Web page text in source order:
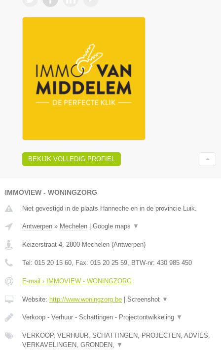
BEKIJK VOLLEDIG PROFIEL
IMMOVIEW - WONINGZORG
Niet gevestigd in de plaats Hanneche en in de provincie Luik.
Antwerpen » Mechelen Google maps ▼
Keizerstraat 4 2800 Mechelen (Antwerpen)
Tel: 015 20 15 60 , Fax: 015 20 25 59 , BTW-nr: 430 985 450
E-mail › IMMOVIEW - WONINGZORG
Website: http://www.woningzorg.be Screenshot ▼
Verkoop - Verhuur - Schattingen - Projectontwikkeling ▼
VERKOOP, VERHUUR, SCHATTINGEN, PROJECTEN, ADVIES,
VERKAVELINGEN, GRONDEN,
▼